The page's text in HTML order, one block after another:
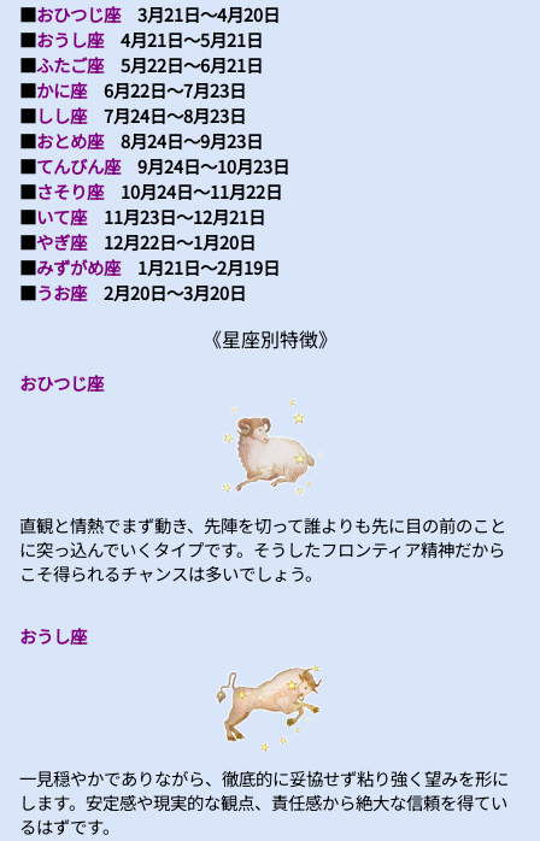
■おひつじ座3月21日～4月20日
■おうし座4月21日～5月21日
■ふたご座5月22日～6月21日
■かに座6月22日～7月23日
■しし座7月24日～8月23日
■おとめ座8月24日～9月23日
■てんびん座9月24日～10月23日
■さそり座10月24日～11月22日
■いて座11月23日～12月21日
■やぎ座12月22日～1月20日
■みずがめ座1月21日～2月19日
■うお座2月20日～3月20日
《星座別特徴》
おひつじ座
直観と情熱でまず動き、先陣を切って誰よりも先に目の前のこと
に突っ込んでいくタイプです。そうしたフロンティア精神だから
こそ得られるチャンスは多いでしょう。
おうし座
一見穏やかでありながら、徹底的に妥協せず粘り強く望みを形に
します。安定感や現実的な観点、責任感から絶大な信頼を得てい
るはずです。